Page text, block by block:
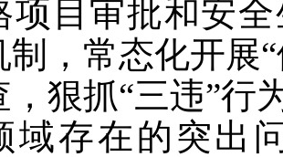
项目审批和安
制，常态化开展
，狠抓“三违”行
域存在的突出